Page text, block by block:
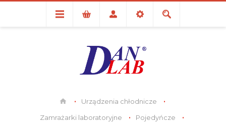
Urządzenia chłodnicze
Zamrażarki laboratoryjne
Pojedyńcze